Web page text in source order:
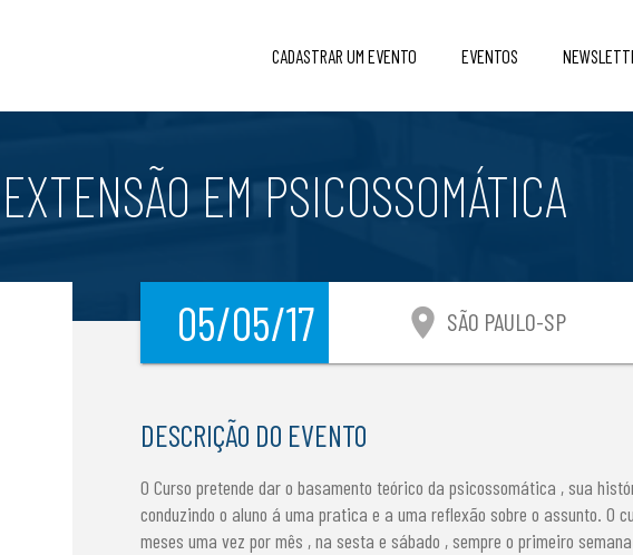
CADASTRAR UM EVENTO EVENTOS
EM PSICOSSOMÁTICA
05/05/17 location_on SÃO PAULO-SP
DESCRIÇÃO DO EVENTO
O Curso pretende dar o basamento teórico da psicossomática , sua
conduzindo o aluno á uma pratica e a uma reflexão sobre o assunto. O
meses uma vez por mês , na sesta e sábado , sempre o primeiro